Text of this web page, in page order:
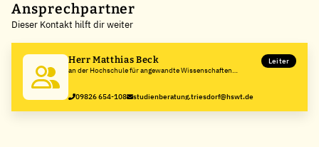
Ansprechpartner
Dieser Kontakt hilft dir weiter
Herr Matthias Beck
an der Hochschule für angewandte Wissenschaften
Leiter
09826 654-108 studienberatung.triesdorf@hswt.de